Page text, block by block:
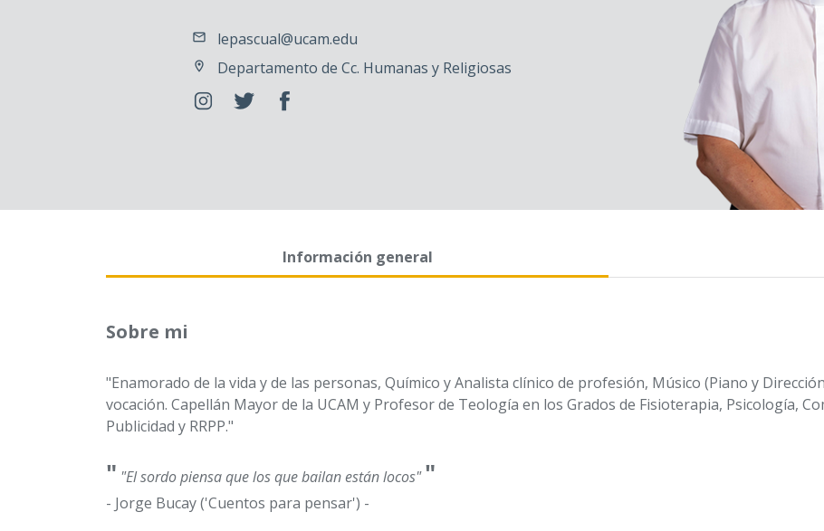
lepascual@ucam.edu
Departamento de Cc. Humanas y Religiosas
Información general
Sobre mi
"Enamorado de la vida y de las personas, Químico y Analista clínico de profesión, Músico (Piano y
vocación. Capellán Mayor de la UCAM y Profesor de Teología en los Grados de Fisioterapia, Psicología,
Publicidad y RRPP."
" "El sordo piensa que los que bailan están locos" "
- Jorge Bucay ('Cuentos para pensar') -